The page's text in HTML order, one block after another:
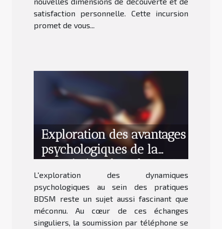
satisfaction personnelle. Cette incursion
promet de vous...
Exploration des avantages
psychologiques de la
soumission dans le BDSM
par téléphone
L'exploration des dynamiques
psychologiques au sein des pratiques
BDSM reste un sujet aussi fascinant que
méconnu. Au cœur de ces échanges
singuliers, la soumission par téléphone se